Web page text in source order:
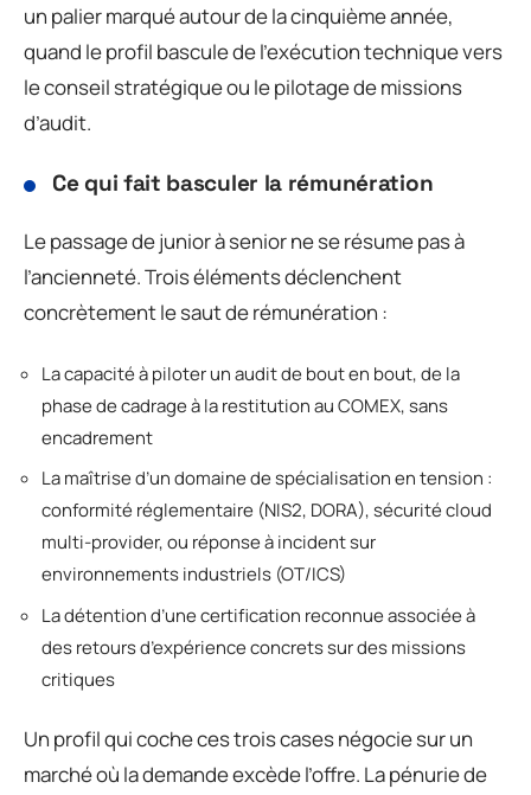
un palier marqué autour de la cinquième année,
quand le profil bascule de l’exécution technique vers
le conseil stratégique ou le pilotage de missions
d’audit.
Ce qui fait basculer la rémunération
Le passage de junior à senior ne se résume pas à
l’ancienneté. Trois éléments déclenchent
concrètement le saut de rémunération :
La capacité à piloter un audit de bout en bout, de la
phase de cadrage à la restitution au COMEX, sans
encadrement
La maîtrise d’un domaine de spécialisation en tension :
conformité réglementaire (NIS2, DORA), sécurité cloud
multi-provider, ou réponse à incident sur
environnements industriels (OT/ICS)
La détention d’une certification reconnue associée à
des retours d’expérience concrets sur des missions
critiques
Un profil qui coche ces trois cases négocie sur un
marché où la demande excède l’offre. La pénurie de